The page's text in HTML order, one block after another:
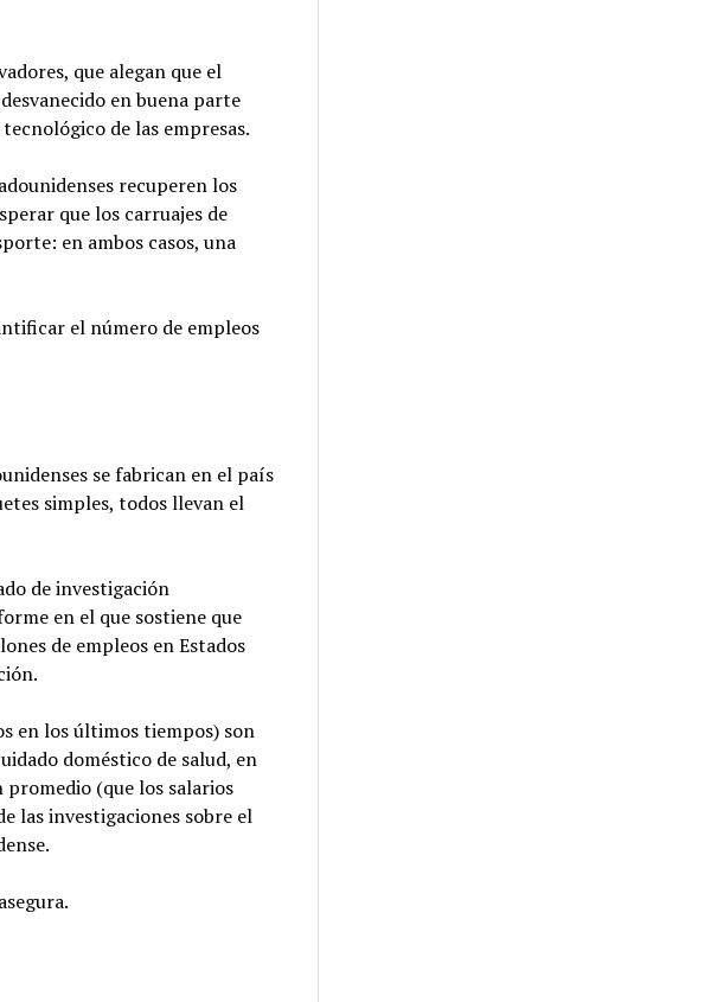
que alegan que el
en buena parte
de las empresas.
recuperen los
que los carruajes de
en ambos casos, una
el número de empleos
se fabrican en el país
simples, todos llevan el
de investigación
en el que sostiene que
de empleos en Estados
en los últimos tiempos) son
doméstico de salud, en
promedio (que los salarios
las investigaciones sobre el